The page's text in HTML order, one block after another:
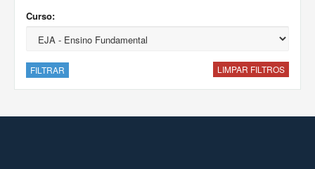
Curso:
FILTRAR LIMPAR FILTROS